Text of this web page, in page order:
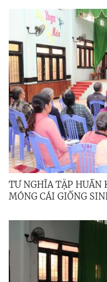
TƯ NGHĨA TẬP HUẤN
MÓNG CÁI GIỐNG